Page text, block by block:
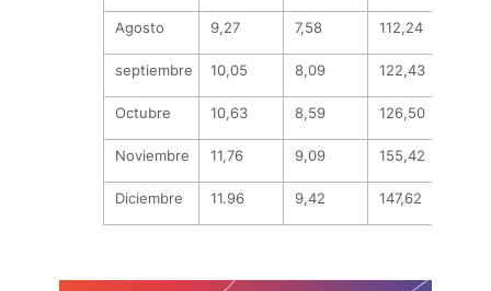
Agosto 9,27 7,58 112,24
septiembre 10,05 8,09 122,43
Octubre 10,63 8,59 126,50
Noviembre 11,76 9,09 155,42
Diciembre 11.96 9,42 147,62